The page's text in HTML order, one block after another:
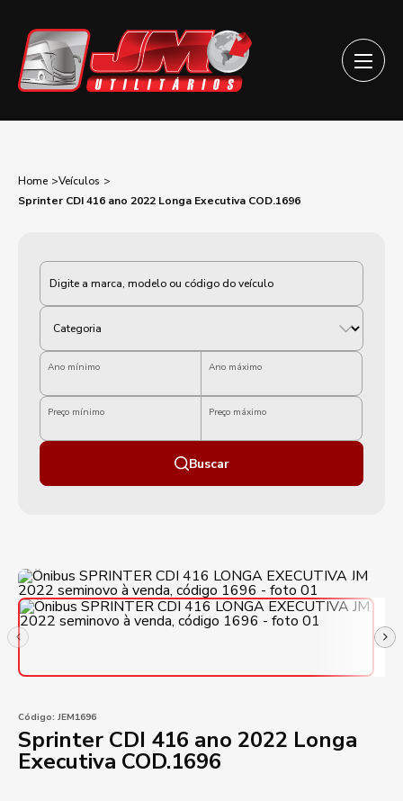
Home
Veículos
Sprinter CDI 416 ano 2022 Longa Executiva COD.1696
Categoria
Ano mínimo Ano máximo
Preço mínimo Preço máximo
Buscar
Código: JEM1696
Sprinter CDI 416 ano 2022 Longa
Executiva COD.1696